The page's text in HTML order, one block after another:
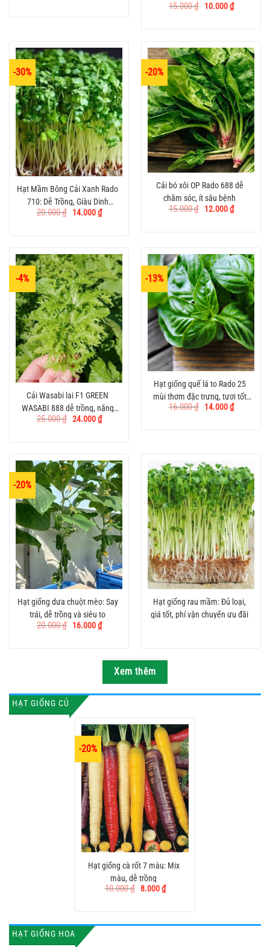
nhanh chóng
15.000₫
Giá
gốc
10.000₫Giá
hiện
-30%
Hạt Mầm Bông Cải Xanh Rado
710: Dễ Trồng, Giàu Dinh
Dưỡng
20.000₫
Giá
gốc
14.000₫Giá
hiện
-20%
Cải bó xôi OP Rado 688 dễ
chăm sóc, ít sâu bệnh
15.000₫
Giá
gốc
12.000₫Giá
hiện
-4%
Cải Wasabi lai F1 GREEN
WASABI 888 dễ trồng, năng
suất cao
25.000₫ Giá
gốc
24.000₫Giá
hiện
-13%
Hạt giống quế lá to Rado 25
mùi thơm đặc trưng, tươi tốt
quanh năm
16.000₫
Giá
gốc
14.000₫Giá
hiện
-20%
Hạt giống dưa chuột mèo: Say
trái, dễ trồng và siêu to
20.000₫
Giá
gốc
16.000₫Giá
hiện
Hạt giống rau mầm: Đủ loại,
giá tốt, phí vận chuyển ưu đãi
Xem thêm
HẠT GIỐNG CỦ
-20%
Hạt giống cà rốt 7 màu: Mix
màu, dễ trồng
10.000₫
Giá
gốc
8.000₫Giá
hiện
HẠT GIỐNG HOA